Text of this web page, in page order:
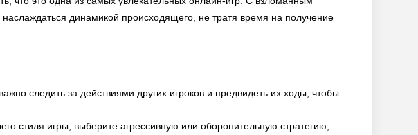
динамикой происходящего, не тратя время на получение
следить за действиями других игроков и предвидеть их ходы, чтобы
стиля игры, выберите агрессивную или оборонительную стратегию,